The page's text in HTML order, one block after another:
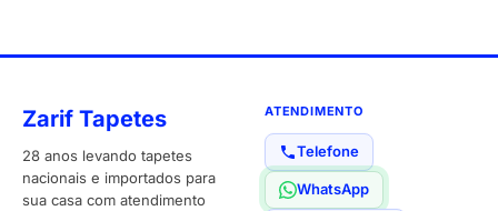
Zarif Tapetes
28 anos levando tapetes
nacionais e importados para
sua casa com atendimento
ATENDIMENTO
Telefone
WhatsApp